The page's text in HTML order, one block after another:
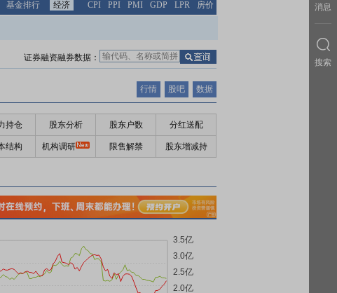
基金排行 经济 CPI PPI PMI GDP LPR 房价
证券融资融券数据：
行情 股吧 数据
持仓 股东分析 股东户数 分红送配
结构 机构调研 限售解禁 股东增减持
消息
搜索